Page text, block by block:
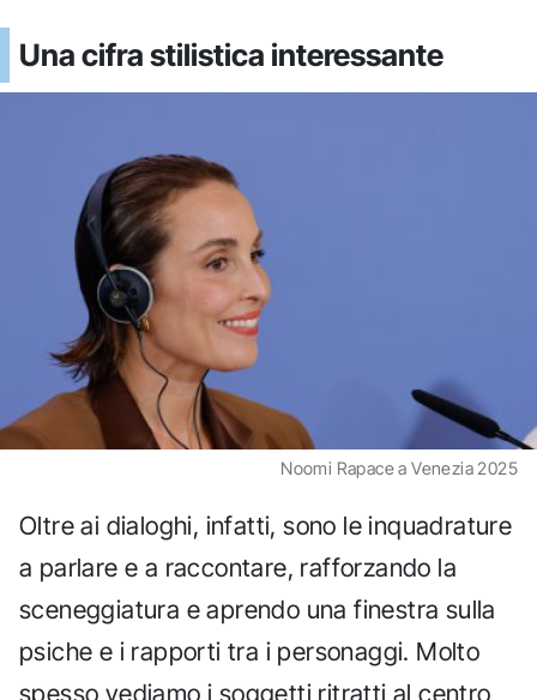
Una cifra stilistica interessante
Noomi Rapace a Venezia 2025
Oltre ai dialoghi, infatti, sono le inquadrature
a parlare e a raccontare, rafforzando la
sceneggiatura e aprendo una finestra sulla
psiche e i rapporti tra i personaggi. Molto
spesso vediamo i soggetti ritratti al centro